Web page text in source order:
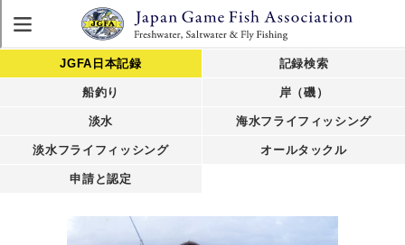
JGFA日本記録 記録検索
船釣り 岸（磯）
淡水 海水フライフィッシング
淡水フライフィッシング オールタックル
申請と認定